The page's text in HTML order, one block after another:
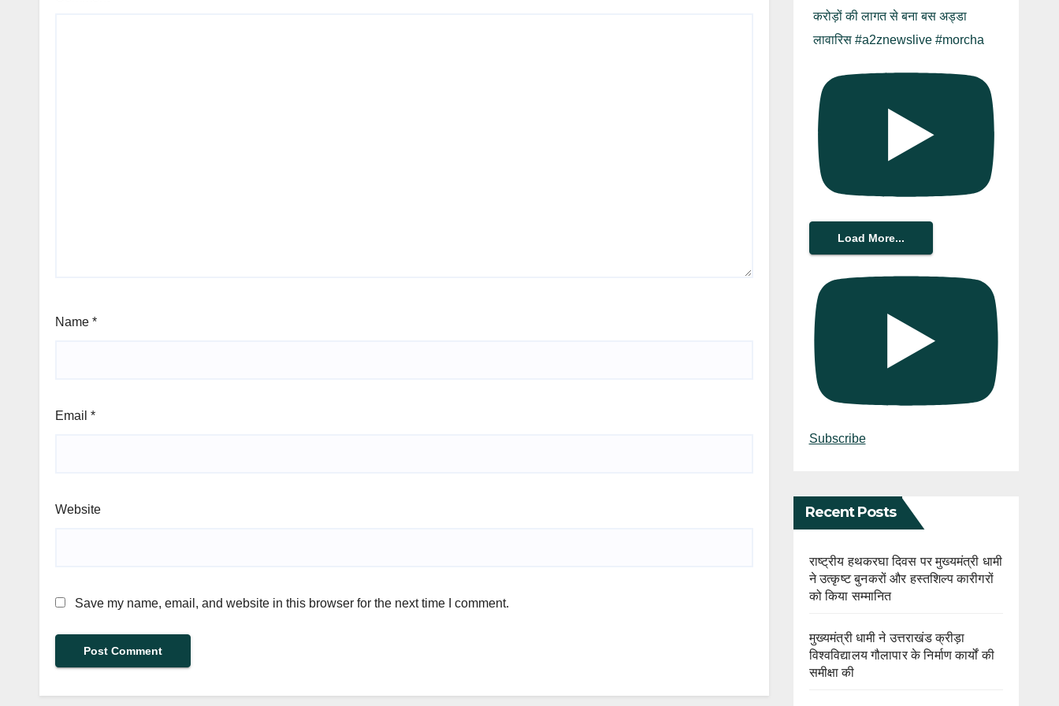
Name *
Email *
Website
Save my name, email, and website in this browser for the next time I comment.
करोड़ों की लागत से बना बस अड्डा
लावारिस #a2znewslive #morcha
Load More...
Subscribe
Recent Posts
राष्ट्रीय हथकरघा दिवस पर मुख्यमंत्री धामी
ने उत्कृष्ट बुनकरों और हस्तशिल्प कारीगरों
को किया सम्मानित
मुख्यमंत्री धामी ने उत्तराखंड क्रीड़ा
विश्वविद्यालय गौलापार के निर्माण कार्यों की
समीक्षा की